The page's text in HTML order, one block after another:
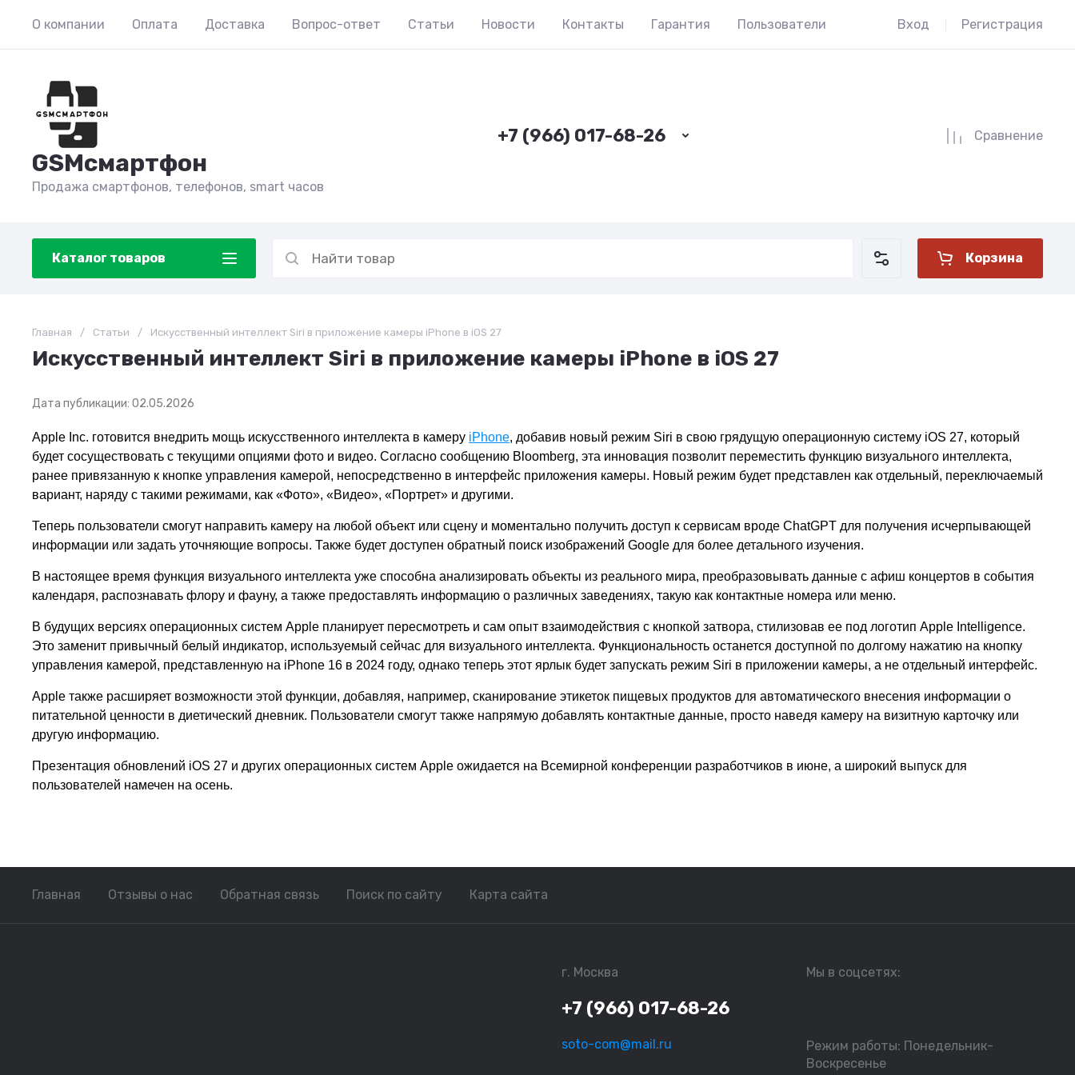
О компании Оплата Доставка Вопрос-ответ Статьи Новости Контакты Гарантия Пользователи Вход Регистрация
GSMсмартфон
Продажа смартфонов, телефонов, smart часов
+7 (966) 017-68-26 Сравнение
Каталог товаров Корзина
Главная / Статьи / Искусственный интеллект Siri в приложение камеры iPhone в iOS 27
Искусственный интеллект Siri в приложение камеры iPhone в iOS 27
Дата публикации: 02.05.2026
Apple Inc. готовится внедрить мощь искусственного интеллекта в камеру iPhone, добавив новый режим Siri в свою грядущую операционную систему iOS 27, который
будет сосуществовать с текущими опциями фото и видео. Согласно сообщению Bloomberg, эта инновация позволит переместить функцию визуального интеллекта,
ранее привязанную к кнопке управления камерой, непосредственно в интерфейс приложения камеры. Новый режим будет представлен как отдельный, переключаемый
вариант, наряду с такими режимами, как «Фото», «Видео», «Портрет» и другими.
Теперь пользователи смогут направить камеру на любой объект или сцену и моментально получить доступ к сервисам вроде ChatGPT для получения исчерпывающей
информации или задать уточняющие вопросы. Также будет доступен обратный поиск изображений Google для более детального изучения.
В настоящее время функция визуального интеллекта уже способна анализировать объекты из реального мира, преобразовывать данные с афиш концертов в события
календаря, распознавать флору и фауну, а также предоставлять информацию о различных заведениях, такую как контактные номера или меню.
В будущих версиях операционных систем Apple планирует пересмотреть и сам опыт взаимодействия с кнопкой затвора, стилизовав ее под логотип Apple Intelligence.
Это заменит привычный белый индикатор, используемый сейчас для визуального интеллекта. Функциональность останется доступной по долгому нажатию на кнопку
управления камерой, представленную на iPhone 16 в 2024 году, однако теперь этот ярлык будет запускать режим Siri в приложении камеры, а не отдельный интерфейс.
Apple также расширяет возможности этой функции, добавляя, например, сканирование этикеток пищевых продуктов для автоматического внесения информации о
питательной ценности в диетический дневник. Пользователи смогут также напрямую добавлять контактные данные, просто наведя камеру на визитную карточку или
другую информацию.
Презентация обновлений iOS 27 и других операционных систем Apple ожидается на Всемирной конференции разработчиков в июне, а широкий выпуск для
пользователей намечен на осень.
Главная Отзывы о нас Обратная связь Поиск по сайту Карта сайта
г. Москва
+7 (966) 017-68-26
soto-com@mail.ru
Мы в соцсетях:
Режим работы: Понедельник-
Воскресенье